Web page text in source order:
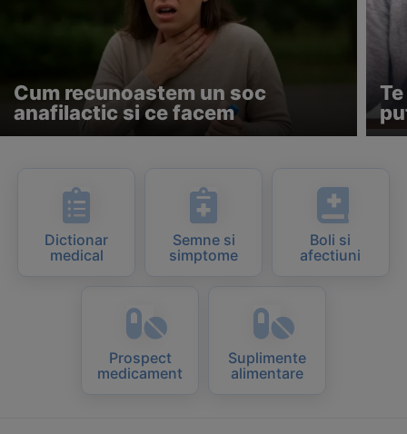
Cum recunoastem un soc
anafilactic si ce facem
Dictionar
medical
Semne si
simptome
Boli si
afectiuni
Prospect
medicament
Suplimente
alimentare